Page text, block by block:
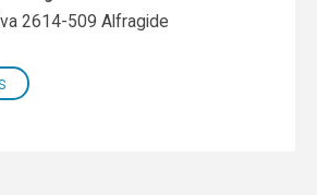
2614-509 Alfragide